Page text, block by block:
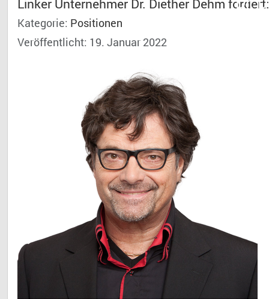
Linker Unternehmer Dr. Diether Dehm
Kategorie: Positionen
Veröffentlicht: 19. Januar 2022